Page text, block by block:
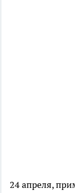
24 апреля,